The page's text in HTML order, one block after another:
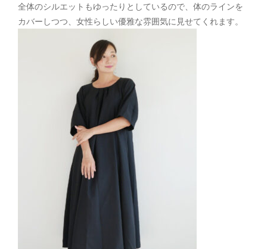
全体のシルエットもゆったりとしているので、体のラインを
カバーしつつ、女性らしい優雅な雰囲気に見せてくれます。